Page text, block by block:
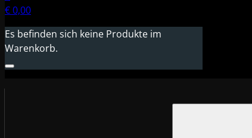
€0,00
Es befinden sich keine Produkte im
Warenkorb.